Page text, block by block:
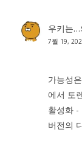
우키는…
7월 19,
가능성
에서 토
활성화 -
버전의